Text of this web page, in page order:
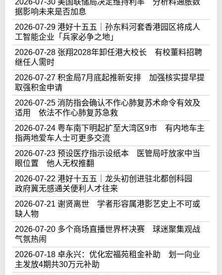
2026-07-30 美国联储局决定维持利率 分析料通胀数
据影响未来是否加息
2026-07-29 港好十五五｜孙东料河套香港园区将成人
工智能企业「兵家必争之地」
2026-07-28 张翔2028年卸任港大校长 有校董料招聘
继任人需时
2026-07-27 积金局7月底起推新安排 加强核实提早提
取强积金申请
2026-07-25 消防指会确认不作心肺复苏术命令有效及
适用 依法不作心肺复苏急救
2026-07-24 粤车南下明起扩至大湾区9市 有内地车主
指两地爱车人士可更多交流
2026-07-23 预设医疗指示设纸本 医管局吁放家中当
眼位置 他人无权推翻
2026-07-22 港好十五五｜龙头初创进驻北都创科园
政府冀无感通关便利人才往来
2026-07-21 谢贤离世 学者形容属港影艺史上不可或
缺人物
2026-07-20 多个商场直播世界杯决赛 球迷聚集观战
气氛热闹
2026-07-18 卓永兴：优化宏福苑租金补助 划一向业
主发放4期共30万元补助